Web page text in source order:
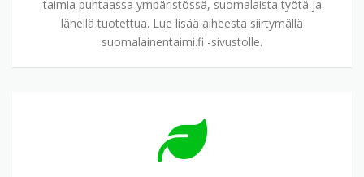
taimia puhtaassa ympäristössä, suomalaista työtä ja
lähellä tuotettua. Lue lisää aiheesta siirtymällä
suomalainentaimi.fi -sivustolle.